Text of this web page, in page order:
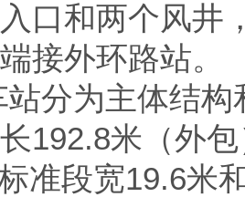
口和两个风井
接外环路站。
为主体结构
192.8米（外
准段宽19.6米